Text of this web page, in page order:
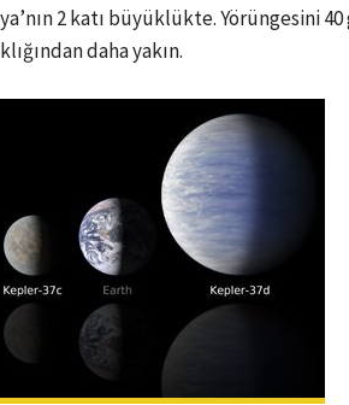
2 katı büyüklükte. Yörüngesini
daha yakın.